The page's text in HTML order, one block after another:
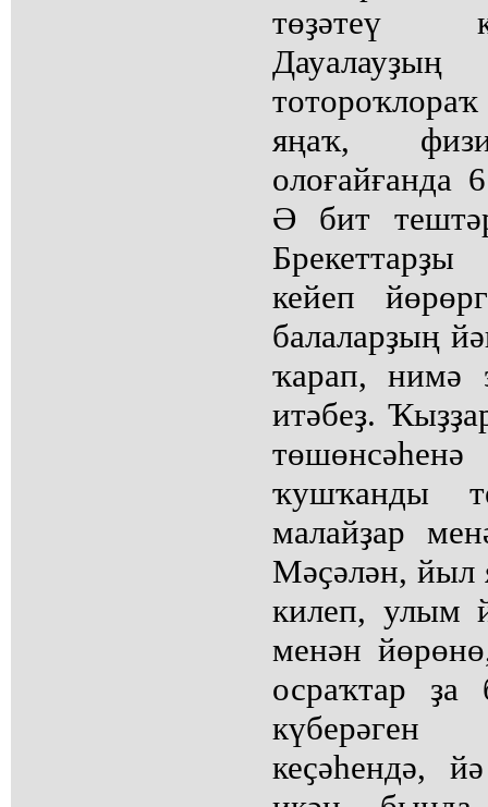
төҙәтеү
яңаҡ,
олоғайғанда
Ә бит
кейеп
балаларҙың
ҡарап, нимә
итәбеҙ.
ҡушҡанды
малайҙар
Мәҫәлән, йыл
килеп, улым
менән
осраҡтар ҙа
кеҫәһендә,